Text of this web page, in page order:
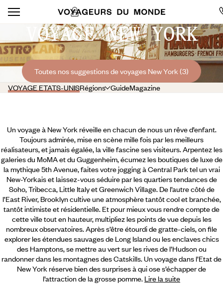
VOYAGE NEW YORK
Toutes nos suggestions de voyages New York (3)
VOYAGE ETATS-UNISRégions GuideMagazine
Un voyage à New York réveille en chacun de nous un rêve d’enfant.
Toujours admirée, mise en scène mille fois par les meilleurs
réalisateurs, et jamais égalée, la ville fascine ses visiteurs. Arpentez les
galeries du MoMA et du Guggenheim, écumez les boutiques de luxe de
la mythique 5th Avenue, faites votre jogging à Central Park tel un vrai
New-Yorkais et laissez-vous séduire par les quartiers tendances de
Soho, Tribecca, Little Italy et Greenwich Village. De l’autre côté de
l’East River, Brooklyn cultive une atmosphère tantôt cool et branchée,
tantôt intimiste et résidentielle. Et pour mieux vous rendre compte de
cette ville tout en hauteur,multipliez les points de vue depuis les
nombreux observatoires. Après s’être étourdi de gratte-ciels, on file
explorer les étendues sauvages de Long Island ou les enclaves chics
des Hamptons, se mettre au vert sur les rives de l’Hudson ou
randonner dans les montagnes des Catskills. Un voyage dans l’Etat de
New York réserve bien des surprises à qui ose s’échapper de
l’attraction de la grosse pomme. Lire la suite